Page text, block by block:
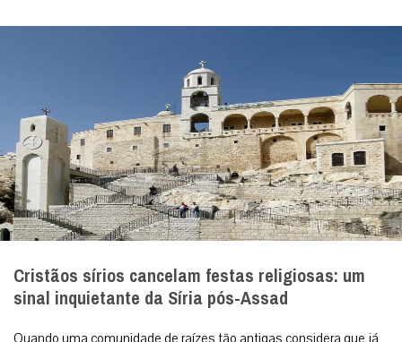
Cristãos sírios cancelam festas religiosas: um
sinal inquietante da Síria pós-Assad
Quando uma comunidade de raízes tão antigas considera que já